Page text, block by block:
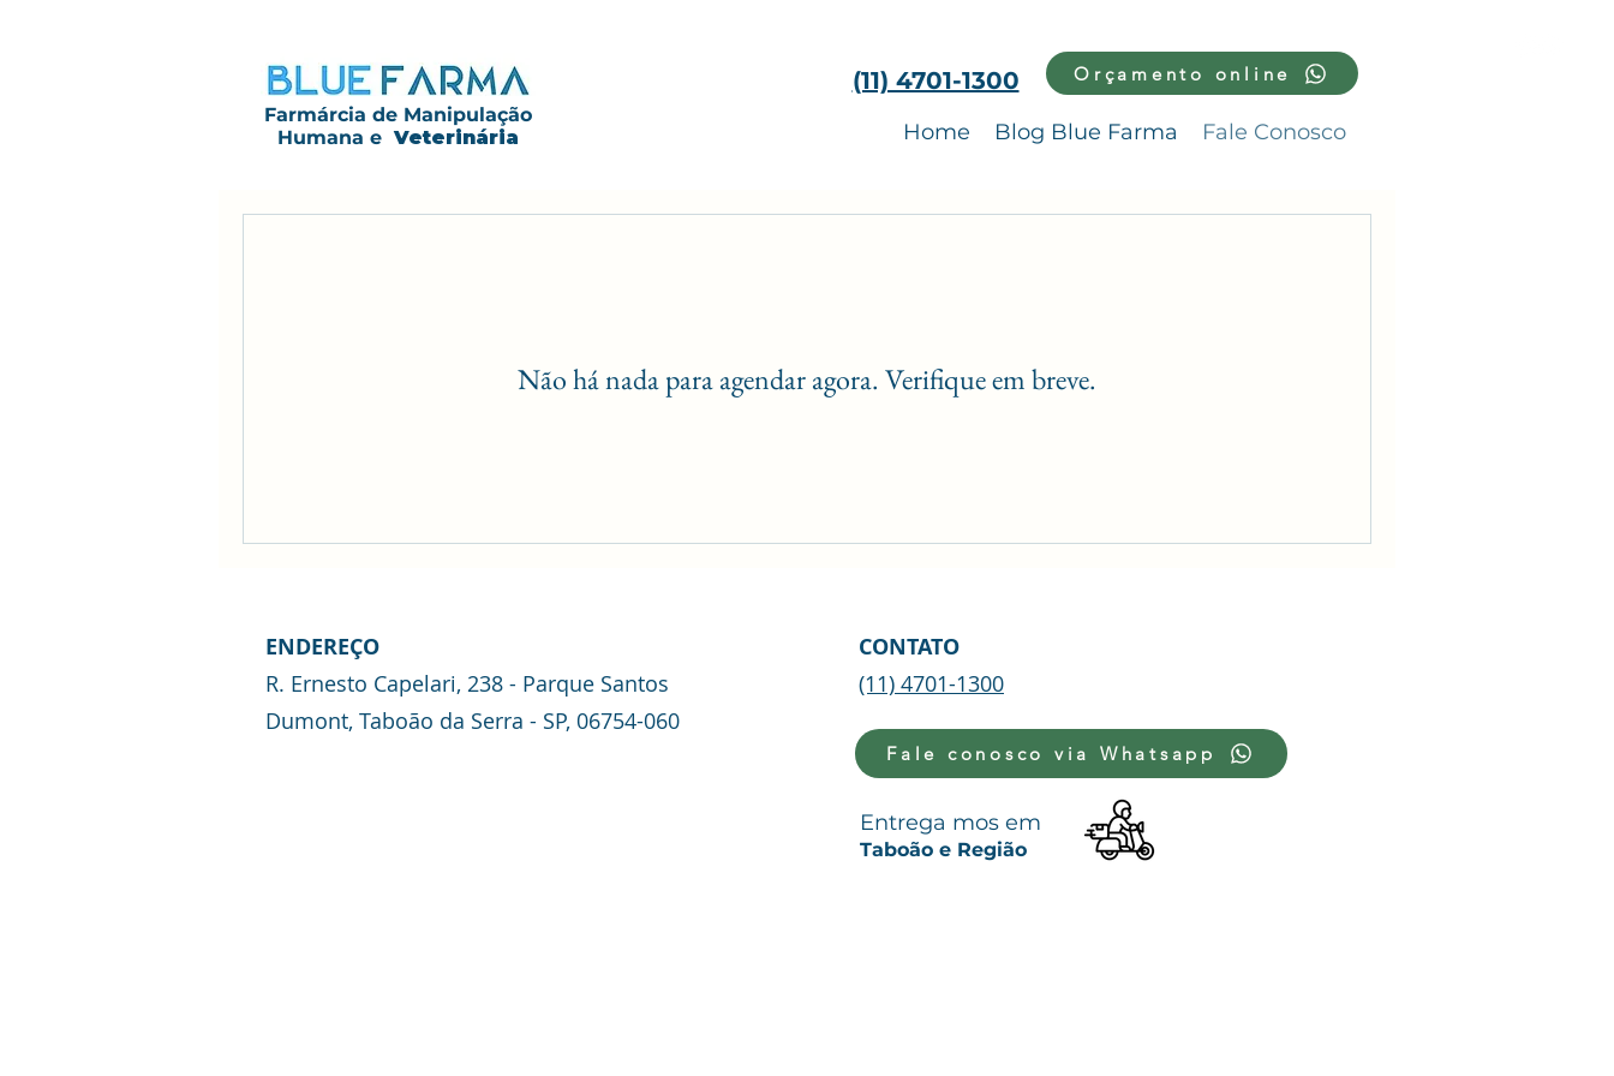
Farmárcia de Manipulação
Humana e Veterinária
(11) 4701-1300 Orçamento online
Home Blog Blue Farma Fale Conosco
Não há nada para agendar agora. Verifique em breve.
ENDEREÇO
R. Ernesto Capelari, 238 - Parque Santos
Dumont, Taboão da Serra - SP, 06754-060
CONTATO
(11) 4701-1300
Fale conosco via Whatsapp
Entrega mos em
Taboão e Região